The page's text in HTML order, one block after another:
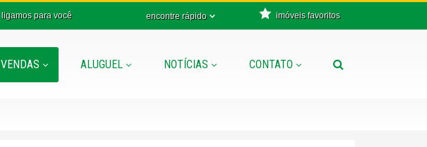
ligamos para você encontre rápido imóveis favoritos
VENDAS ALUGUEL NOTÍCIAS CONTATO